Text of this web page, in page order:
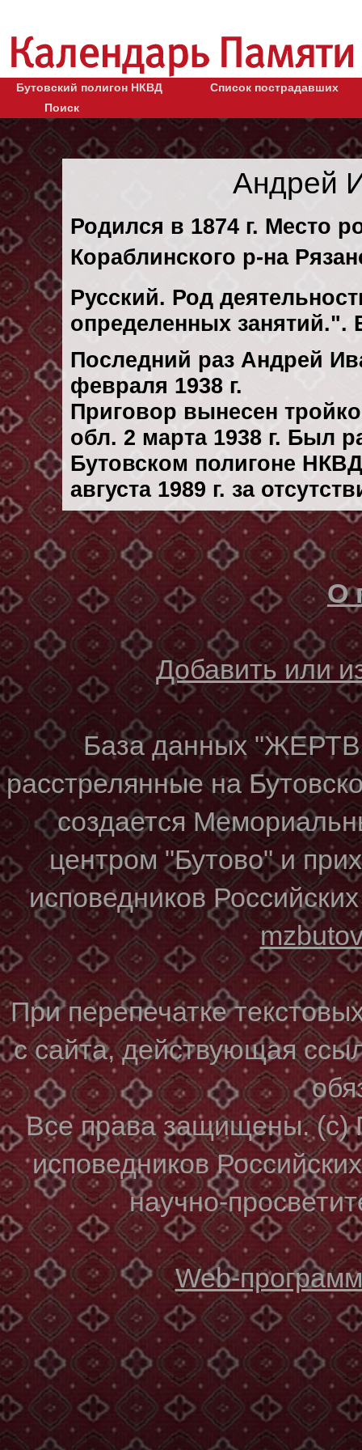
Бутовский полигон НКВД
Список пострадавших
Поиск
Андрей
Родился в 1874 г. Место
Кораблинского р-на
Русский. Род
определенных
Последний раз Андрей
февраля 1938 г.
Приговор вынесен
обл. 2 марта 1938 г. Был
Бутовском полигоне
августа 1989 г. за
О
Добавить или
База данных
расстрелянные на
создается
центром "Бутово" и
исповедников
При перепечатке
с сайта, действующая
Все права защищены. (с)
исповедников
научно-
Web-